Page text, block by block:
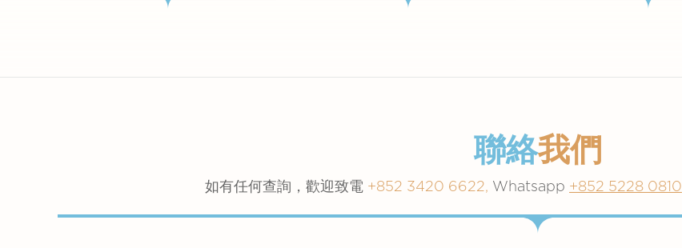
查看詳情 查看詳情 查看詳情
聯絡我們
如有任何查詢，歡迎致電 +852 3420 6622, Whatsapp +852 5228 0810